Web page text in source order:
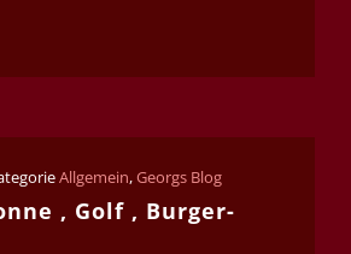
Allgemein,Georgs Blog
, Golf , Burger-